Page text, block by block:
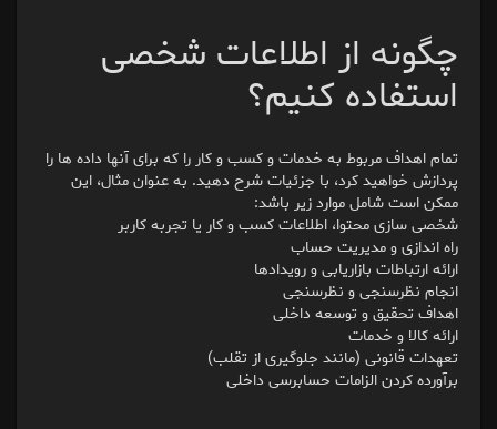
چگونه از اطلاعات شخصی
استفاده کنیم؟
تمام اهداف مربوط به خدمات و کسب و کار را که برای آنها داده ها را
پردازش خواهید کرد، با جزئیات شرح دهید. به عنوان مثال، این
ممکن است شامل موارد زیر باشد:
شخصی سازی محتوا، اطلاعات کسب و کار یا تجربه کاربر
راه اندازی و مدیریت حساب
ارائه ارتباطات بازاریابی و رویدادها
انجام نظرسنجی و نظرسنجی
اهداف تحقیق و توسعه داخلی
ارائه کالا و خدمات
تعهدات قانونی (مانند جلوگیری از تقلب)
برآورده کردن الزامات حسابرسی داخلی